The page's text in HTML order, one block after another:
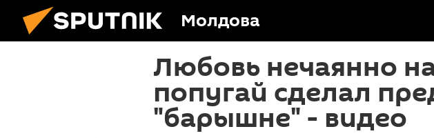
Молдова
Любовь нечаянно
попугай сделал
"барышне" - видео